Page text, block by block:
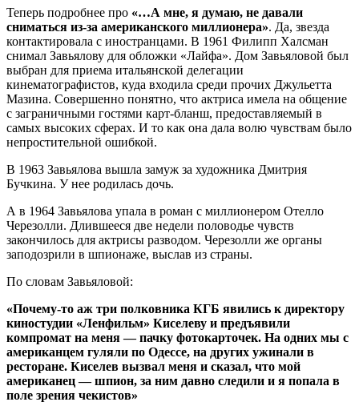
Теперь подробнее про «…А мне, я думаю, не давали
сниматься из-за американского миллионера». Да, звезда
контактировала с иностранцами. В 1961 Филипп Халсман
снимал Завьялову для обложки «Лайфа». Дом Завьяловой был
выбран для приема итальянской делегации
кинематографистов, куда входила среди прочих Джульетта
Мазина. Совершенно понятно, что актриса имела на общение
с заграничными гостями карт-бланш, предоставляемый в
самых высоких сферах. И то как она дала волю чувствам было
непростительной ошибкой.
В 1963 Завьялова вышла замуж за художника Дмитрия
Бучкина. У нее родилась дочь.
А в 1964 Завьялова упала в роман с миллионером Отелло
Черезолли. Длившееся две недели половодье чувств
закончилось для актрисы разводом. Черезолли же органы
заподозрили в шпионаже, выслав из страны.
По словам Завьяловой:
«Почему-то аж три полковника КГБ явились к директору
киностудии «Ленфильм» Киселеву и предъявили
компромат на меня — пачку фотокарточек. На одних мы с
американцем гуляли по Одессе, на других ужинали в
ресторане. Киселев вызвал меня и сказал, что мой
американец — шпион, за ним давно следили и я попала в
поле зрения чекистов»